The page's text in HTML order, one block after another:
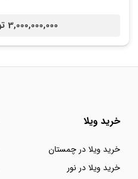
3,000,000,000 تومان /
خرید ویلا
خرید ویلا در چمستان
خرید ویلا در نور